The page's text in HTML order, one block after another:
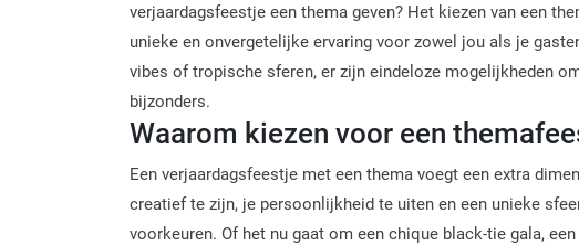
verjaardagsfeestje een thema geven? Het kiezen van een
unieke en onvergetelijke ervaring voor zowel jou als je
vibes of tropische sferen, er zijn eindeloze mogelijkheden
bijzonders.
Waarom kiezen voor een
Een verjaardagsfeestje met een thema voegt een extra
creatief te zijn, je persoonlijkheid te uiten en een unieke
voorkeuren. Of het nu gaat om een chique black-tie gala,